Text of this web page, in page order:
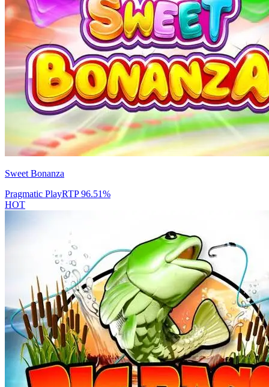
Sweet Bonanza
Pragmatic PlayRTP96.51%
HOT